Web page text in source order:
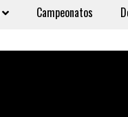
Campeonatos